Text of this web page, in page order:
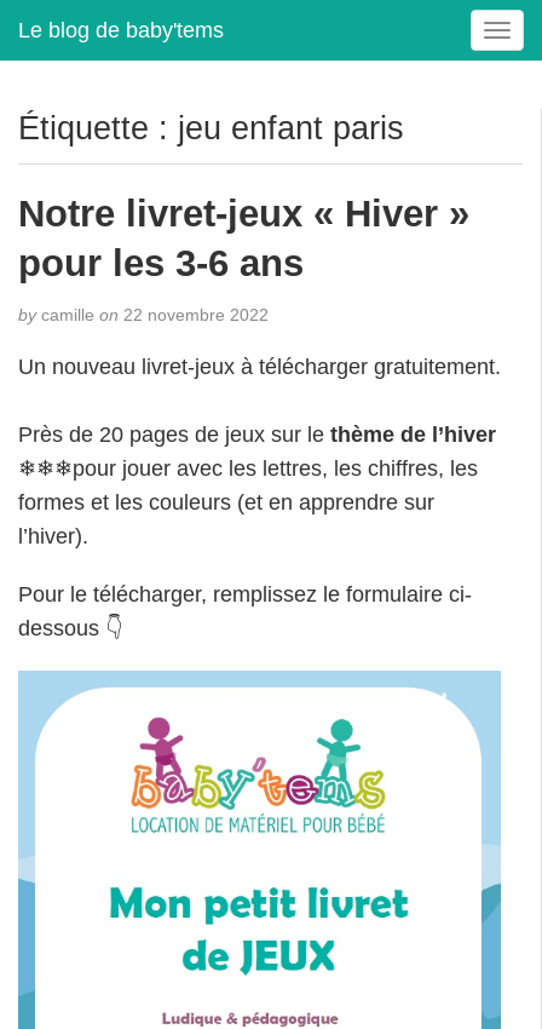
Le blog de baby'tems
T
o
e
i
n
Étiquette : jeu enfant paris
Notre livret-jeux « Hiver »
pour les 3-6 ans
bycamille on 22 novembre 2022
Un nouveau livret-jeux à télécharger gratuitement.
Près de 20 pages de jeux sur le thème de l’hiver
❄❄❄pour jouer avec les lettres, les chiffres, les
formes et les couleurs (et en apprendre sur
l’hiver).
Pour le télécharger, remplissez le formulaire ci-
dessous 👇